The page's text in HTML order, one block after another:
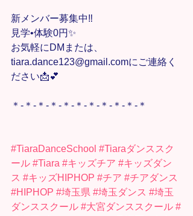
新メンバー募集中‼️
見学•体験0円✨
お気軽にDMまたは、
tiara.dance123@gmail.comにご連絡く
ださい📩💕
＊-＊-＊-＊-＊-＊-＊-＊-＊-＊-＊
#TiaraDanceSchool #Tiaraダンススク
ール #Tiara #キッズチア #キッズダン
ス #キッズHIPHOP #チア #チアダンス
#HIPHOP #埼玉県 #埼玉ダンス #埼玉
ダンススクール #大宮ダンススクール #